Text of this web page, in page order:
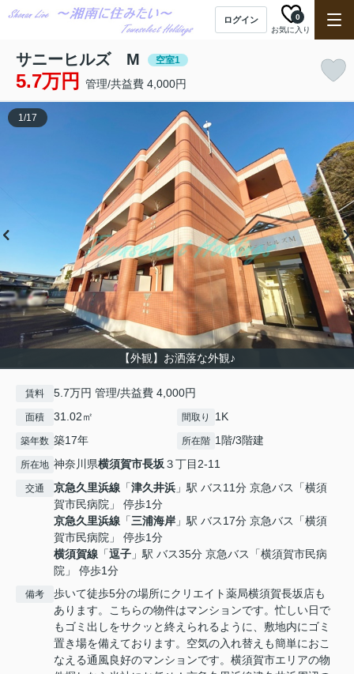
ログイン
お気に入り
0
サニーヒルズ M 空室1
5.7万円 管理/共益費 4,000円
【外観】お洒落な外観♪
1/17
賃料 5.7万円 管理/共益費 4,000円
面積 31.02㎡ 間取り 1K
築年数 築17年 所在階 1階/3階建
所在地 神奈川県横須賀市長坂３丁目2-11
交通 京急久里浜線 「津久井浜 」駅 バス11分 京急バス「横須
賀市民病院」 停歩1分
京急久里浜線 「三浦海岸 」駅 バス17分 京急バス「横須
賀市民病院」 停歩1分
横須賀線 「逗子 」駅 バス35分 京急バス「横須賀市民病
院」 停歩1分
備考
歩いて徒歩5分の場所にクリエイト薬局横須賀長坂店も
あります。こちらの物件はマンションです。忙しい日で
もゴミ出しをサクッと終えられるように、敷地内にゴミ
置き場を備えております。空気の入れ替えも簡単におこ
なえる通風良好のマンションです。横須賀市エリアの物